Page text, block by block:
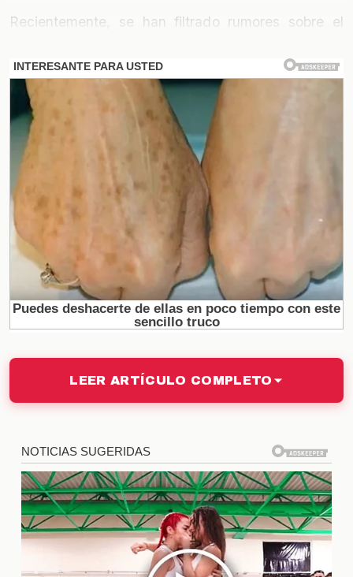
Recientemente, se han filtrado rumores sobre el
filtraciones han generado especulaciones sobre
quiénes podrían ser los próximos en abandonar la
casa. A continuación, se presenta un resumen de
las eliminaciones hasta la fecha:
Participante
Fecha de Eliminación
Juan
15 de octubre
María
22 de octubre
Pedro
29 de octubre
Impacto en la Dinámica de la
Casa
concursantes que se van, sino que también
cambian ladynamicsentre los que permanecen.
Cada salida provoca un reacomodo en las alianzas
cada vez más tenso. Los concursantes deben
adaptarse rápidamente a las nuevas circunstancias,
lo que puede resultar en conflictos o, por el
contrario, en la consolidación de nuevas amistades.
Reacciones del Público
LEER ARTÍCULO COMPLETO